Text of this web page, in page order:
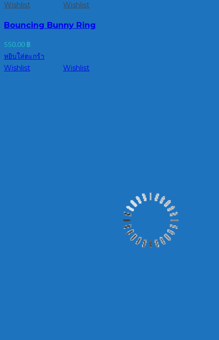
Wishlist Wishlist
Bouncing Bunny Ring
550.00 ฿
หยิบใส่ตะกร้า
Wishlist
Wishlist